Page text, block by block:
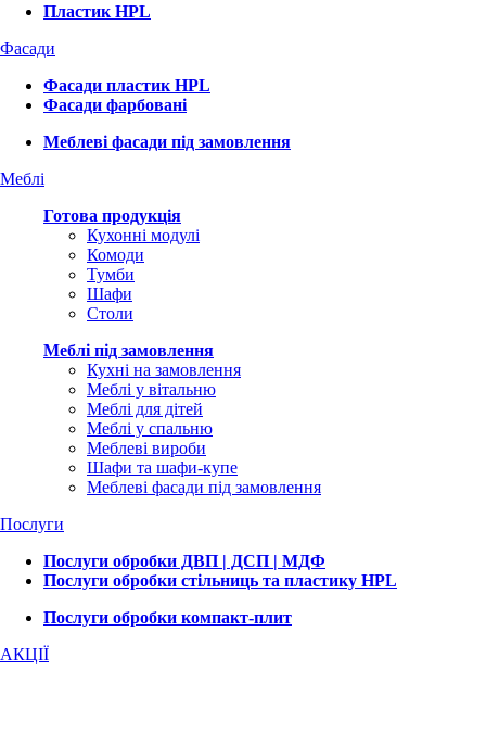
Пластик HPL
Фасади
Фасади пластик HPL
Фасади фарбовані
Меблеві фасади під замовлення
Меблі
Готова продукція
Кухонні модулі
Комоди
Тумби
Шафи
Столи
Меблі під замовлення
Кухні на замовлення
Меблі у вітальню
Меблі для дітей
Меблі у спальню
Меблеві вироби
Шафи та шафи-купе
Меблеві фасади під замовлення
Послуги
Послуги обробки ДВП | ДСП | МДФ
Послуги обробки стільниць та пластику HPL
Послуги обробки компакт-плит
АКЦІЇ